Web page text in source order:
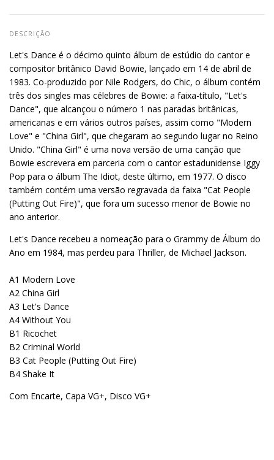
DESCRIÇÃO
Let's Dance é o décimo quinto álbum de estúdio do cantor e
compositor britânico David Bowie, lançado em 14 de abril de
1983. Co-produzido por Nile Rodgers, do Chic, o álbum contém
três dos singles mas célebres de Bowie: a faixa-título, "Let's
Dance", que alcançou o número 1 nas paradas britânicas,
americanas e em vários outros países, assim como "Modern
Love" e "China Girl", que chegaram ao segundo lugar no Reino
Unido. "China Girl" é uma nova versão de uma canção que
Bowie escrevera em parceria com o cantor estadunidense Iggy
Pop para o álbum The Idiot, deste último, em 1977. O disco
também contém uma versão regravada da faixa "Cat People
(Putting Out Fire)", que fora um sucesso menor de Bowie no
ano anterior.
Let's Dance recebeu a nomeação para o Grammy de Álbum do
Ano em 1984, mas perdeu para Thriller, de Michael Jackson.
A1 Modern Love
A2 China Girl
A3 Let's Dance
A4 Without You
B1 Ricochet
B2 Criminal World
B3 Cat People (Putting Out Fire)
B4 Shake It
Com Encarte, Capa VG+, Disco VG+